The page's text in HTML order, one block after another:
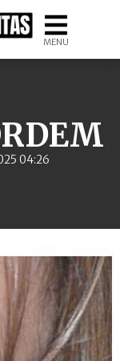
MENU
04:26